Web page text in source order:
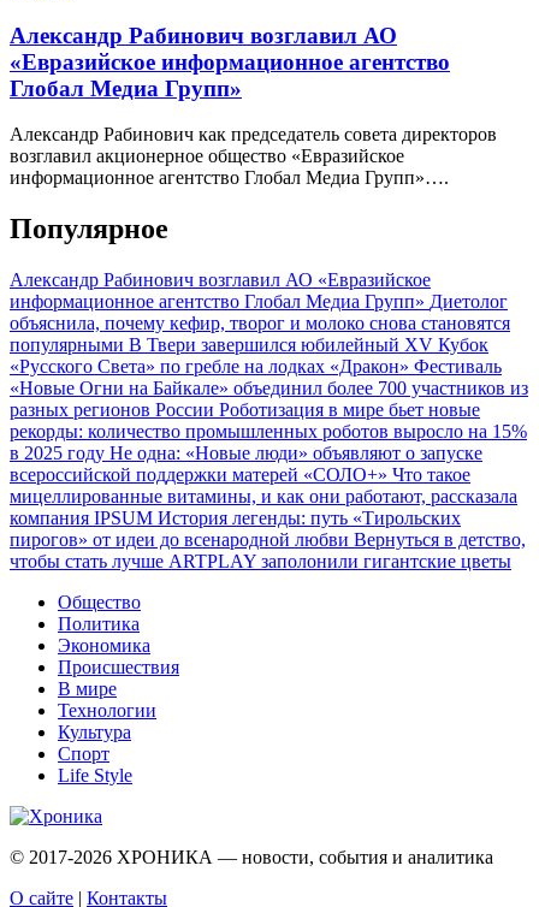
Александр Рабинович возглавил АО
«Евразийское информационное агентство
Глобал Медиа Групп»
Александр Рабинович как председатель совета директоров
возглавил акционерное общество «Евразийское
информационное агентство Глобал Медиа Групп»….
Популярное
Александр Рабинович возглавил АО «Евразийское
информационное агентство Глобал Медиа Групп» Диетолог
объяснила, почему кефир, творог и молоко снова становятся
популярными В Твери завершился юбилейный XV Кубок
«Русского Света» по гребле на лодках «Дракон» Фестиваль
«Новые Огни на Байкале» объединил более 700 участников из
разных регионов России Роботизация в мире бьет новые
рекорды: количество промышленных роботов выросло на 15%
в 2025 году Не одна: «Новые люди» объявляют о запуске
всероссийской поддержки матерей «СОЛО+» Что такое
мицеллированные витамины, и как они работают, рассказала
компания IPSUM История легенды: путь «Тирольских
пирогов» от идеи до всенародной любви Вернуться в детство,
чтобы стать лучше ARTPLAY заполонили гигантские цветы
Общество
Политика
Экономика
Происшествия
В мире
Технологии
Культура
Спорт
Life Style
© 2017-2026 ХРОНИКА — новости, события и аналитика
О сайте | Контакты